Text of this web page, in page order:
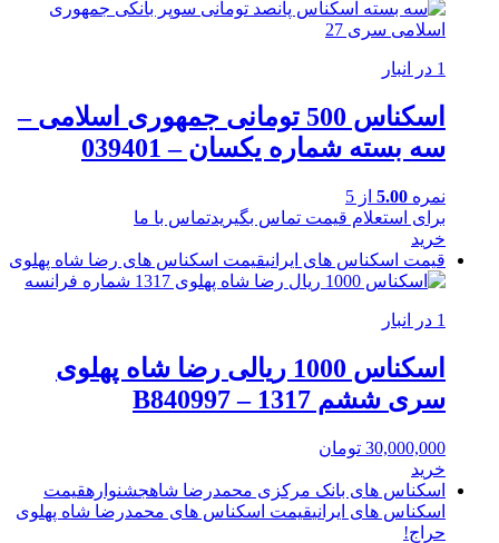
1 در انبار
اسکناس 500 تومانی جمهوری اسلامی –
سه بسته شماره یکسان – 039401
نمره 5.00 از 5
برای استعلام قیمت تماس بگیریدتماس با ما
خرید
قیمت اسکناس های ایرانیقیمت اسکناس های رضا شاه پهلوی
1 در انبار
اسکناس 1000 ریالی رضا شاه پهلوی
سری ششم 1317 – B840997
30,000,000 تومان
خرید
اسکناس های بانک مرکزی محمدرضا شاهجشنوارهقیمت
اسکناس های ایرانیقیمت اسکناس های محمدرضا شاه پهلوی
حراج!